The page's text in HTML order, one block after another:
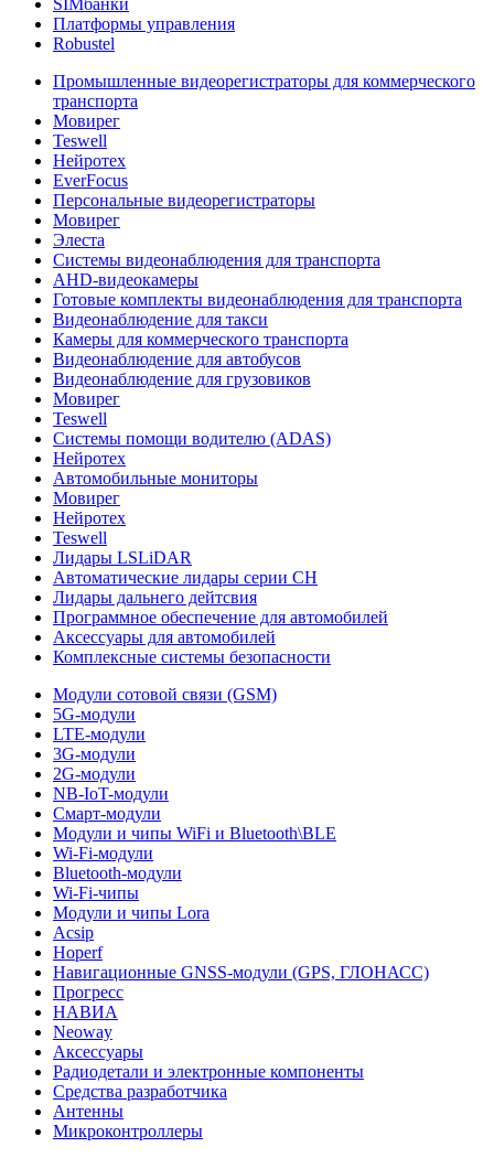
SIMбанки
Платформы управления
Robustel
Промышленные видеорегистраторы для коммерческого
транспорта
Мовирег
Teswell
Нейротех
EverFocus
Персональные видеорегистраторы
Мовирег
Элеста
Системы видеонаблюдения для транспорта
AHD-видеокамеры
Готовые комплекты видеонаблюдения для транспорта
Видеонаблюдение для такси
Камеры для коммерческого транспорта
Видеонаблюдение для автобусов
Видеонаблюдение для грузовиков
Мовирег
Teswell
Системы помощи водителю (ADAS)
Нейротех
Автомобильные мониторы
Мовирег
Нейротех
Teswell
Лидары LSLiDAR
Автоматические лидары серии CH
Лидары дальнего дейтсвия
Программное обеспечение для автомобилей
Аксессуары для автомобилей
Комплексные системы безопасности
Модули сотовой связи (GSM)
5G-модули
LTE-модули
3G-модули
2G-модули
NB-IoT-модули
Смарт-модули
Модули и чипы WiFi и Bluetooth\BLE
Wi-Fi-модули
Bluetooth-модули
Wi-Fi-чипы
Модули и чипы Lora
Acsip
Hoperf
Навигационные GNSS-модули (GPS, ГЛОНАСС)
Прогресс
НАВИА
Neoway
Аксессуары
Радиодетали и электронные компоненты
Средства разработчика
Антенны
Микроконтроллеры